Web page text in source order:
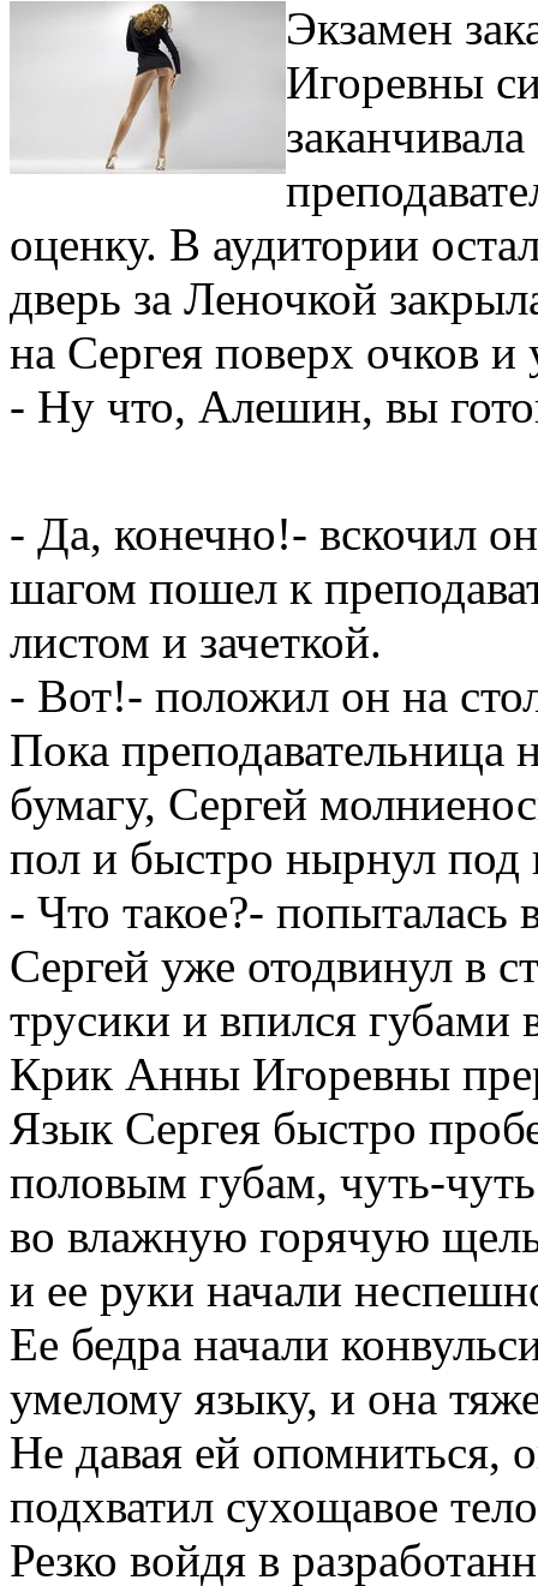
Экзамен
Игоревны
оценку. В аудитории
дверь за Леночкой
на Сергея поверх очков и
- Ну что, Алешин, вы
- Да, конечно!- вскочил
шагом пошел к
листом и зачеткой.
- Вот!- положил он на
Пока преподавательница
бумагу, Сергей
пол и быстро нырнул под
- Что такое?-
Сергей уже отодвинул в
трусики и впился губами
Крик Анны Игоревны
Язык Сергея быстро
половым губам, чуть-
во влажную горячую
и ее руки начали
Ее бедра начали
умелому языку, и она
Не давая ей опомниться,
подхватил сухощавое
Резко войдя в